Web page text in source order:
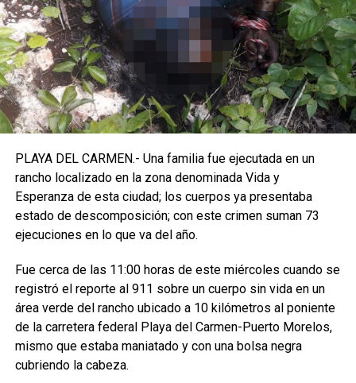
PLAYA DEL CARMEN.- Una familia fue ejecutada en un
rancho localizado en la zona denominada Vida y
Esperanza de esta ciudad; los cuerpos ya presentaba
estado de descomposición; con este crimen suman 73
ejecuciones en lo que va del año.
Fue cerca de las 11:00 horas de este miércoles cuando se
registró el reporte al 911 sobre un cuerpo sin vida en un
área verde del rancho ubicado a 10 kilómetros al poniente
de la carretera federal Playa del Carmen-Puerto Morelos,
mismo que estaba maniatado y con una bolsa negra
cubriendo la cabeza.